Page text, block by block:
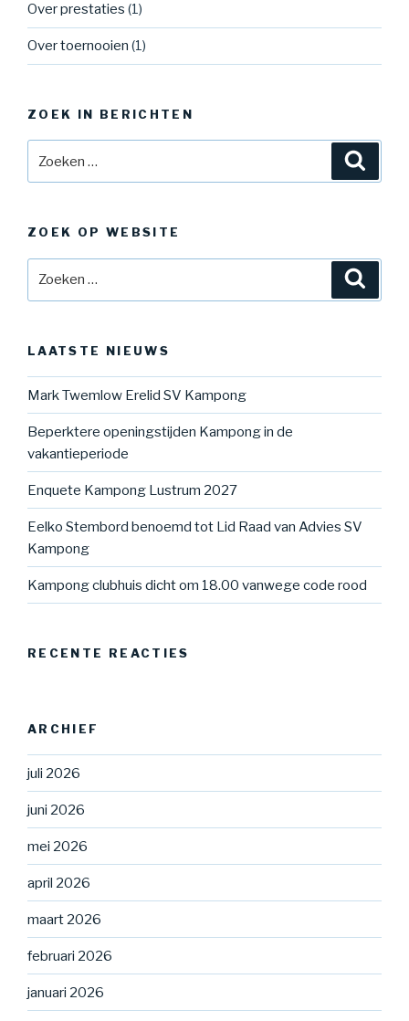
Over prestaties (1)
Over toernooien (1)
ZOEK IN BERICHTEN
naar:
ZOEK OP WEBSITE
LAATSTE NIEUWS
Mark Twemlow Erelid SV Kampong
Beperktere openingstijden Kampong in de
vakantieperiode
Enquete Kampong Lustrum 2027
Eelko Stembord benoemd tot Lid Raad van Advies SV
Kampong
Kampong clubhuis dicht om 18.00 vanwege code rood
RECENTE REACTIES
ARCHIEF
juli 2026
juni 2026
mei 2026
april 2026
maart 2026
februari 2026
januari 2026